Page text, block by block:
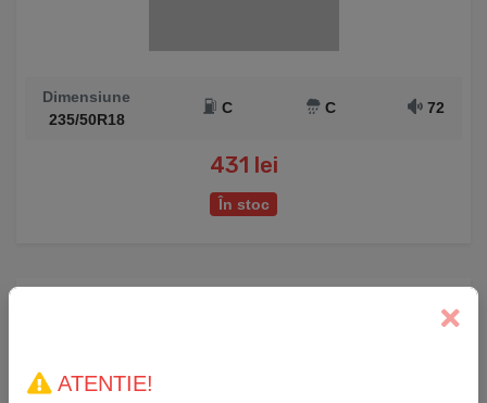
Dimensiune
235/50R18
C C 72
431 lei
În stoc
Anvelopă Iarnă WestLake Z-507 235/50 R18 101V
ATENTIE!